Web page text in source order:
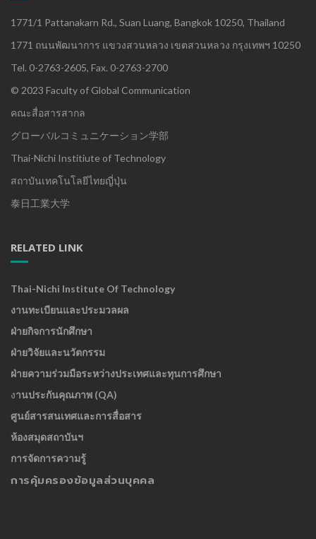
1771/1 Pattanakarn Rd., Suan Luang, Bangkok 10250, Thailand
1771 ถนนพัฒนาการ แขวงสวนหลวง เขตสวนหลวง กรุงเทพฯ 10250
Tel. 0-2763-2605, Fax. 0-2763-2700
© 2023 Faculty of Global Communication
คณะสื่อสารสากล
グローバルコミュニケーション学部
Thai-Nichi Institiute of Technology
สถาบันเทคโนโลยีไทยญี่ปุ่น
泰日工業大学
RELATED LINK
Thai-Nichi Institute Of Technology
งานทะเบียนและประมวลผล
ฝ่ายกิจการนักศึกษา
ฝ่ายวิจัยและนวัตกรรม
ฝ่ายความร่วมมือระหว่างประเทศและทุนการศึกษา
งานประกันคุณภาพ (QA)
ศูนย์สารสนเทศและการสื่อสาร
ห้องสมุดสถาบันฯ
การจัดการความรู้
การคุ้มครองข้อมูลส่วนบุคคล